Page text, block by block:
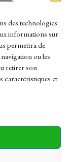
des technologies
informations sur
permettra de
ou les
retirer son
caractéristiques et
Travel